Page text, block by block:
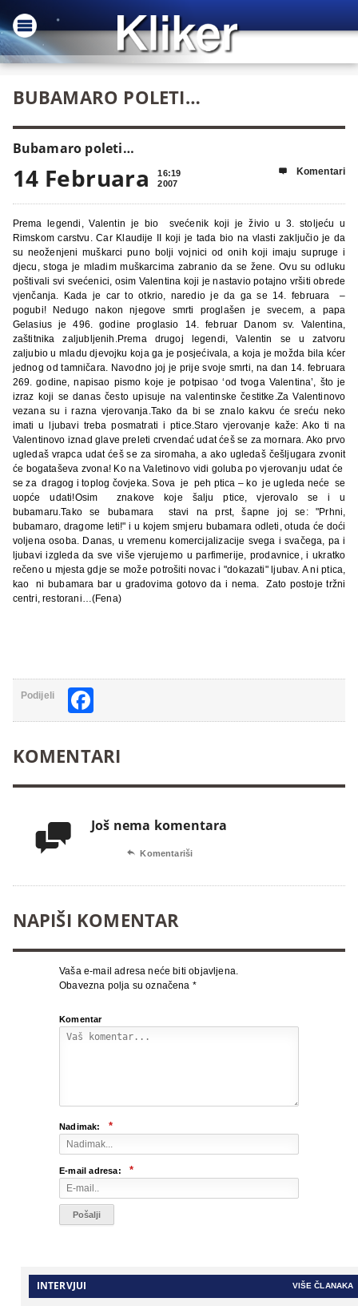
BUBAMARO POLETI…
Bubamaro poleti…
14 Februara
16:19
2007
 Komentari
Prema legendi, Valentin je bio svećenik koji je živio u 3. stoljeću u
Rimskom carstvu. Car Klaudije II koji je tada bio na vlasti zaključio je da
su neoženjeni muškarci puno bolji vojnici od onih koji imaju supruge i
djecu, stoga je mladim muškarcima zabranio da se žene. Ovu su odluku
poštivali svi svećenici, osim Valentina koji je nastavio potajno vršiti obrede
vjenčanja. Kada je car to otkrio, naredio je da ga se 14. februara –
pogubi! Nedugo nakon njegove smrti proglašen je svecem, a papa
Gelasius je 496. godine proglasio 14. februar Danom sv. Valentina,
zaštitnika zaljubljenih.Prema drugoj legendi, Valentin se u zatvoru
zaljubio u mladu djevojku koja ga je posjećivala, a koja je možda bila kćer
jednog od tamničara. Navodno joj je prije svoje smrti, na dan 14. februara
269. godine, napisao pismo koje je potpisao ‘od tvoga Valentina’, što je
izraz koji se danas često upisuje na valentinske čestitke.Za Valentinovo
vezana su i razna vjerovanja.Tako da bi se znalo kakvu će sreću neko
imati u ljubavi treba posmatrati i ptice.Staro vjerovanje kaže: Ako ti na
Valentinovo iznad glave preleti crvendać udat ćeš se za mornara. Ako prvo
ugledaš vrapca udat ćeš se za siromaha, a ako ugledaš češljugara zvonit
će bogataševa zvona! Ko na Valetinovo vidi goluba po vjerovanju udat će
se za dragog i toplog čovjeka. Sova je peh ptica – ko je ugleda neće se
uopće udati!Osim znakove koje šalju ptice, vjerovalo se i u
bubamaru.Tako se bubamara stavi na prst, šapne joj se: "Prhni,
bubamaro, dragome leti!" i u kojem smjeru bubamara odleti, otuda će doći
voljena osoba. Danas, u vremenu komercijalizacije svega i svačega, pa i
ljubavi izgleda da sve više vjerujemo u parfimerije, prodavnice, i ukratko
rečeno u mjesta gdje se može potrošiti novac i "dokazati" ljubav. A ni ptica,
kao ni bubamara bar u gradovima gotovo da i nema. Zato postoje tržni
centri, restorani…(Fena)
Podijeli
KOMENTARI
 Još nema komentara
 Komentariši
NAPIŠI KOMENTAR
Vaša e-mail adresa neće biti objavljena.
Obavezna polja su označena *
Komentar
Nadimak: *
E-mail adresa: *
INTERVJUI VIŠE ČLANAKA